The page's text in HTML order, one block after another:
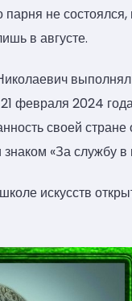
не
в августе.
февраля 2024
своей
«За службу в
искусств